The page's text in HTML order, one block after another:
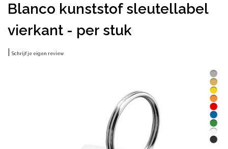
Blanco kunststof sleutellabel
vierkant - per stuk
Schrijf je eigen review